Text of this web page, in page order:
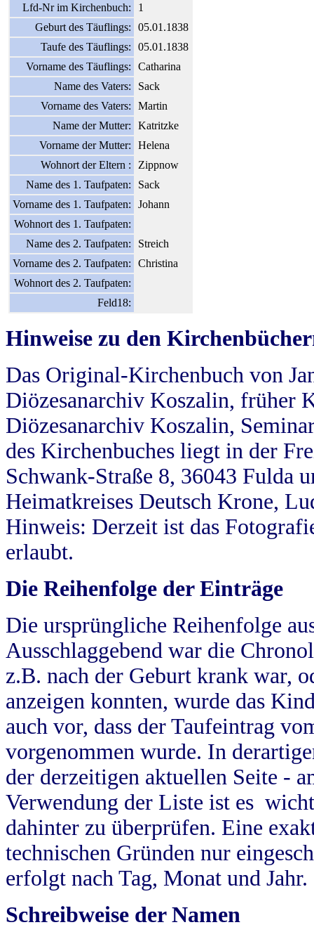
Lfd-Nr im Kirchenbuch:
1
Geburt des Täuflings:
05.01.1838
Taufe des Täuflings:
05.01.1838
Vorname des Täuflings:
Catharina
Name des Vaters:
Sack
Vorname des Vaters:
Martin
Name der Mutter:
Katritzke
Vorname der Mutter:
Helena
Wohnort der Eltern :
Zippnow
Name des 1. Taufpaten:
Sack
Vorname des 1. Taufpaten:
Johann
Wohnort des 1. Taufpaten:
Name des 2. Taufpaten:
Streich
Vorname des 2. Taufpaten:
Christina
Wohnort des 2. Taufpaten:
Feld18:
Hinweise zu den
Das Original-Kirchenbuch von
Diözesanarchiv Koszalin, früher
Diözesanarchiv Koszalin,
des Kirchenbuches liegt in der
Schwank-Straße 8, 36043 Fulda
Heimatkreises Deutsch Krone,
Hinweis: Derzeit ist das
erlaubt.
Die Reihenfolge der Einträge
Die ursprüngliche Reihenfolge
Ausschlaggebend war die
z.B. nach der Geburt krank war,
anzeigen konnten, wurde das
auch vor, dass der Taufeintrag
vorgenommen wurde. In
der derzeitigen aktuellen Seite -
Verwendung der Liste ist es
dahinter zu überprüfen. Eine
technischen Gründen nur
erfolgt nach Tag, Monat und Jahr.
Schreibweise der Namen